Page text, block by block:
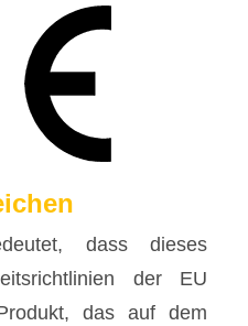
dass dieses
der EU
das auf dem